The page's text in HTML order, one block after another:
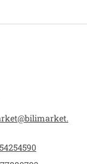
@bilimarket.